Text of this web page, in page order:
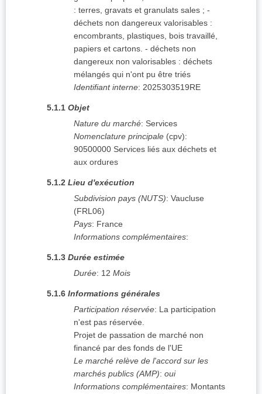
: terres, gravats et granulats sales ; -
déchets non dangereux valorisables :
encombrants, plastiques, bois travaillé,
papiers et cartons. - déchets non
dangereux non valorisables : déchets
mélangés qui n'ont pu être triés
Identifiant interne: 2025303519RE
5.1.1 Objet
Nature du marché: Services
Nomenclature principale (cpv):
90500000 Services liés aux déchets et
aux ordures
5.1.2 Lieu d'exécution
Subdivision pays (NUTS): Vaucluse
(FRL06)
Pays: France
Informations complémentaires:
5.1.3 Durée estimée
Durée: 12 Mois
5.1.6 Informations générales
Participation réservée: La participation
n'est pas réservée.
Projet de passation de marché non
financé par des fonds de l'UE
Le marché relève de l'accord sur les
marchés publics (AMP): oui
Informations complémentaires: Montants